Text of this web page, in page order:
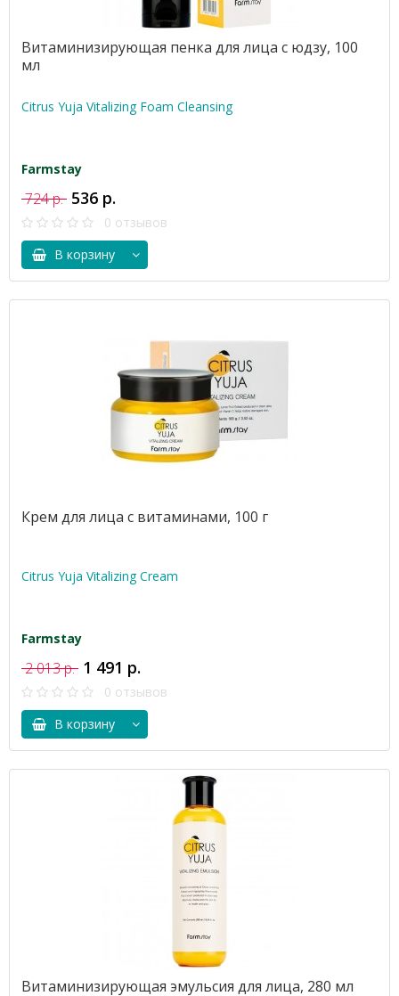
Витаминизирующая пенка для лица с юдзу, 100
мл
Citrus Yuja Vitalizing Foam Cleansing
Farmstay
724 р. 536 р.
0 отзывов
В корзину
Крем для лица с витаминами, 100 г
Citrus Yuja Vitalizing Cream
Farmstay
2 013 р. 1 491 р.
0 отзывов
В корзину
Витаминизирующая эмульсия для лица, 280 мл